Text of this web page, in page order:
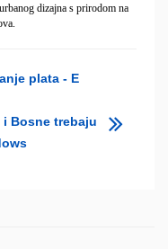
dizajna s prirodom na
plata - E
Bosne trebaju